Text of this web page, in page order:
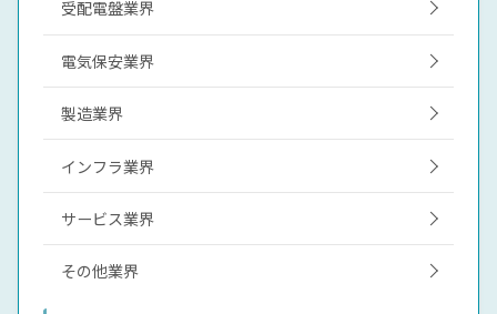
受配電盤業界
電気保安業界
製造業界
インフラ業界
サービス業界
その他業界